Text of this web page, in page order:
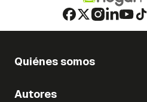
Quiénes somos
Autores